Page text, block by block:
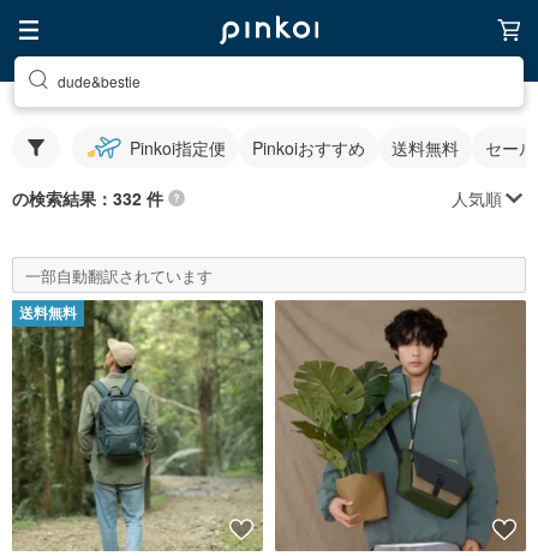
dude&bestie
Pinkoi指定便 Pinkoiおすすめ 送料無料 セー
の検索結果：332 件 人気順
一部自動翻訳されています
送料無料